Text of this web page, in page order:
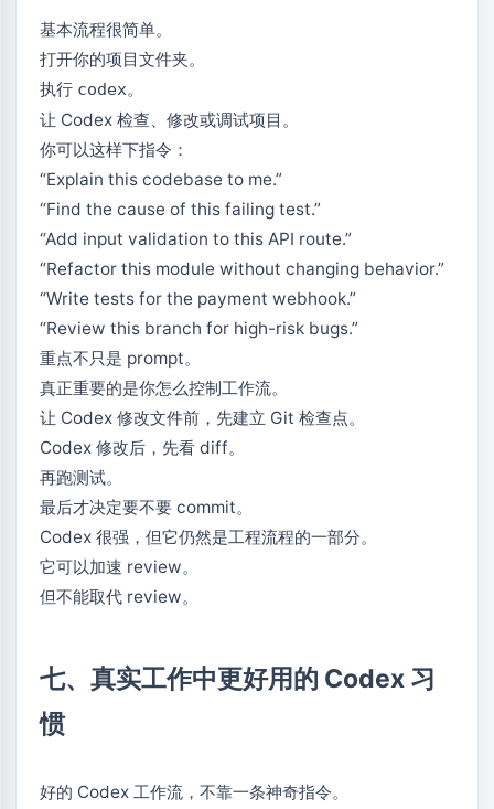
基本流程很简单。
打开你的项目文件夹。
执行 codex。
让 Codex 检查、修改或调试项目。
你可以这样下指令：
“Explain this codebase to me.”
“Find the cause of this failing test.”
“Add input validation to this API route.”
“Refactor this module without changing behavior.”
“Write tests for the payment webhook.”
“Review this branch for high-risk bugs.”
重点不只是 prompt。
真正重要的是你怎么控制工作流。
让 Codex 修改文件前，先建立 Git 检查点。
Codex 修改后，先看 diff。
再跑测试。
最后才决定要不要 commit。
Codex 很强，但它仍然是工程流程的一部分。
它可以加速 review。
但不能取代 review。
七、真实工作中更好用的 Codex 习
惯
好的 Codex 工作流，不靠一条神奇指令。